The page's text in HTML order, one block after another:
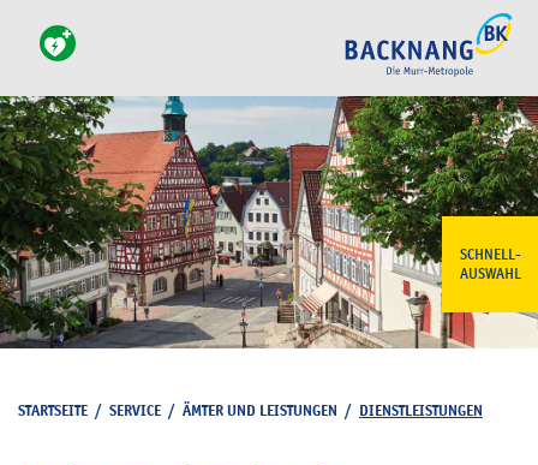
SCHNELL-
AUSWAHL
STARTSEITE / SERVICE / ÄMTER UND LEISTUNGEN / DIENSTLEISTUNGEN